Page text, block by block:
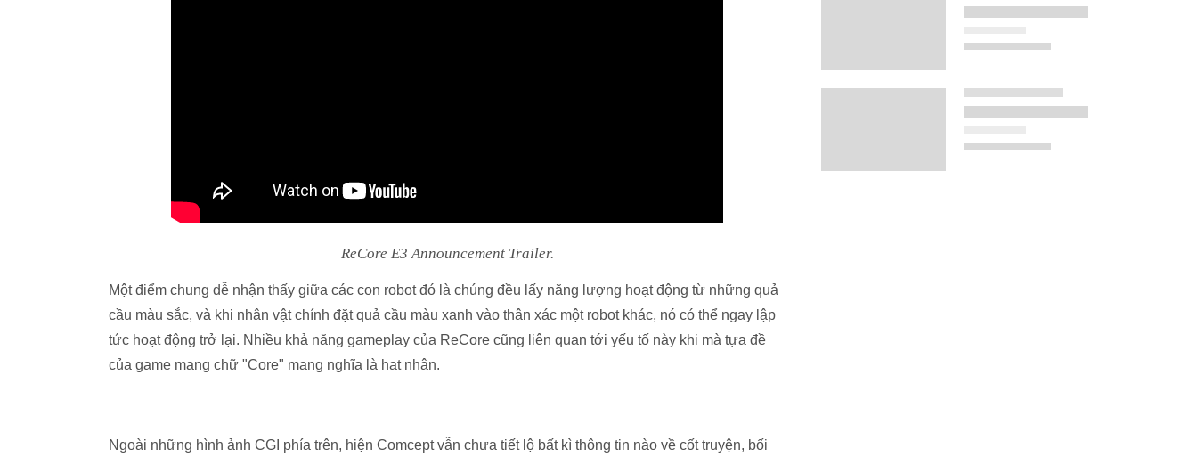
ReCore E3 Announcement Trailer.
Một điểm chung dễ nhận thấy giữa các con robot đó là chúng đều lấy năng lượng hoạt động từ những quả
cầu màu sắc, và khi nhân vật chính đặt quả cầu màu xanh vào thân xác một robot khác, nó có thể ngay lập
tức hoạt động trở lại. Nhiều khả năng gameplay của ReCore cũng liên quan tới yếu tố này khi mà tựa đề
của game mang chữ "Core" mang nghĩa là hạt nhân.
Ngoài những hình ảnh CGI phía trên, hiện Comcept vẫn chưa tiết lộ bất kì thông tin nào về cốt truyện, bối